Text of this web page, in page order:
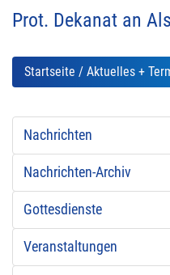
Prot. Dekanat an
Startseite / Aktuelles +
Nachrichten
Nachrichten-Archiv
Gottesdienste
Veranstaltungen